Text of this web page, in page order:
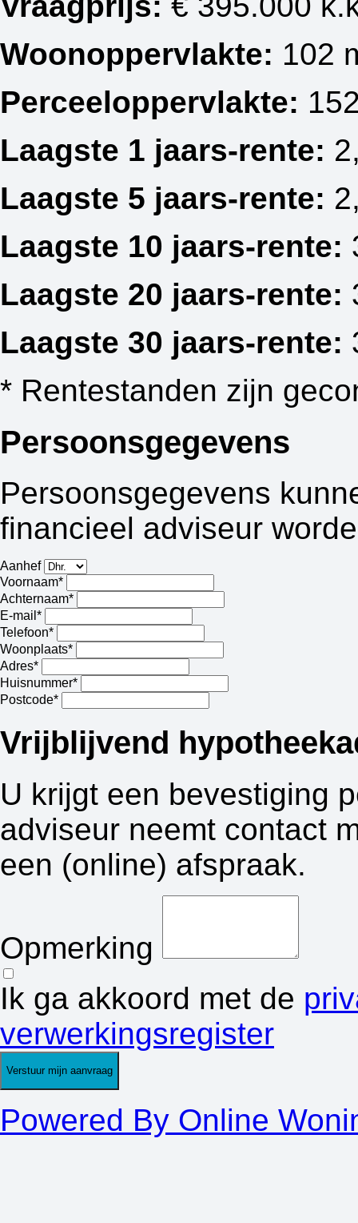
Woonoppervlakte: 102
Perceeloppervlakte:
Laagste 1 jaars-rente:
Laagste 5 jaars-rente:
Laagste 10 jaars-rente:
Laagste 20 jaars-rente:
Laagste 30 jaars-rente:
* Rentestanden zijn
Persoonsgegevens
Persoonsgegevens
financieel adviseur
Aanhef
Voornaam*
Achternaam*
E-mail*
Telefoon*
Woonplaats*
Adres*
Huisnummer*
Postcode*
Vrijblijvend
U krijgt een bevestiging
adviseur neemt contact
een (online) afspraak.
Opmerking
Ik ga akkoord met de
verwerkingsregister
Verstuur mijn aanvraag
Powered By Online